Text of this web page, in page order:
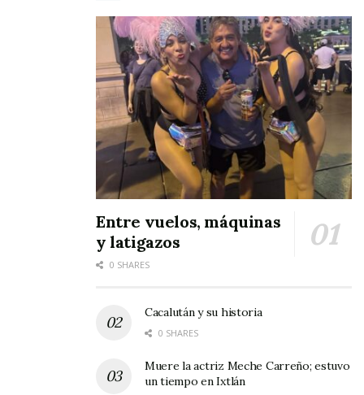
Entre vuelos, máquinas
y latigazos
0 SHARES
Cacalután y su historia
0 SHARES
Muere la actriz Meche Carreño; estuvo
un tiempo en Ixtlán